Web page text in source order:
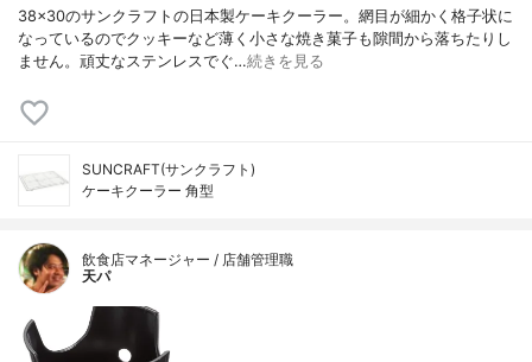
38×30のサンクラフトの日本製ケーキクーラー。網目が細かく格子状に
なっているのでクッキーなど薄く小さな焼き菓子も隙間から落ちたりし
ません。頑丈なステンレスでぐ…続きを見る
SUNCRAFT(サンクラフト)
ケーキクーラー 角型
飲食店マネージャー / 店舗管理職
天パ